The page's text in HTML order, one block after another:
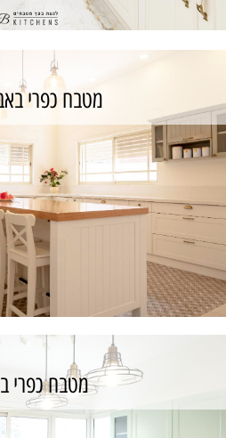
מטבח כפרי -
כנס
מטבח כפרי
מטבח כפרי
מטבח כפרי